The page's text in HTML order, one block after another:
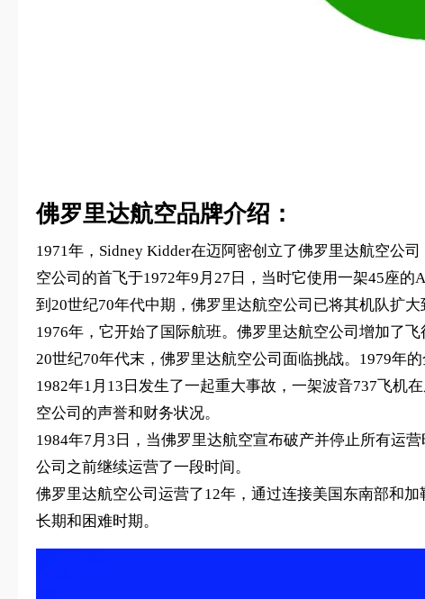
佛罗里达航空品牌介绍：
1971年，Sidney Kidder在迈阿密创立了佛罗里达航空公
空公司的首飞于1972年9月27日，当时它使用一架45座的
到20世纪70年代中期，佛罗里达航空公司已将其机队扩
1976年，它开始了国际航班。佛罗里达航空公司增加了
20世纪70年代末，佛罗里达航空公司面临挑战。1979年
1982年1月13日发生了一起重大事故，一架波音737飞机
空公司的声誉和财务状况。
1984年7月3日，当佛罗里达航空宣布破产并停止所有运
公司之前继续运营了一段时间。
佛罗里达航空公司运营了12年，通过连接美国东南部和
长期和困难时期。